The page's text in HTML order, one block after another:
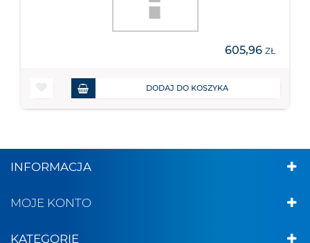
605,96 ZŁ
DODAJ DO KOSZYKA
INFORMACJA
MOJE KONTO
KATEGORIE